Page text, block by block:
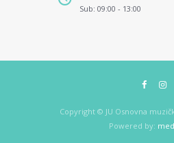
Sub: 09:00 - 13:00
Copyright © JU Osnovna
Powered by: